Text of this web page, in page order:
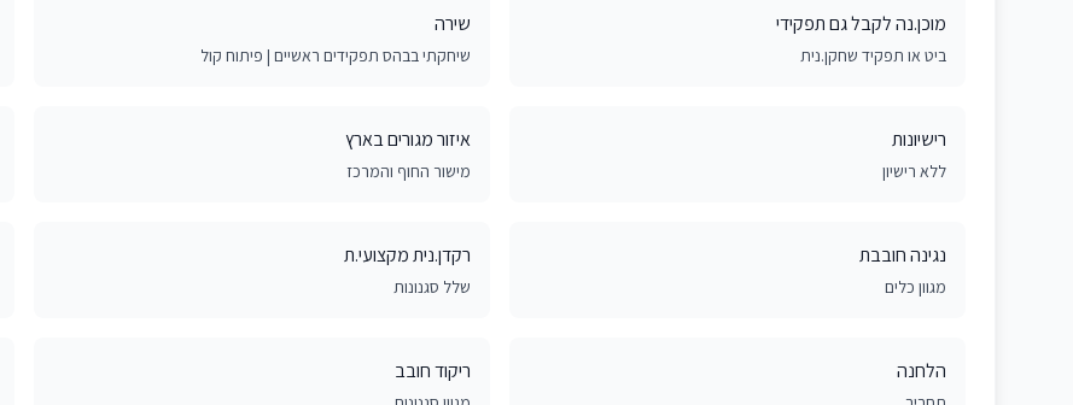
מוכן.נה לקבל גם תפקידי
ביט או תפקיד שחקן.נית
שירה
שיחקתי בבהס תפקידים ראשיים | פיתוח קול
רישיונות
ללא רישיון
איזור מגורים בארץ
מישור החוף והמרכז
נגינה חובבת
מגוון כלים
רקדן.נית מקצועי.ת
שלל סגנונות
הלחנה ריקוד חובב